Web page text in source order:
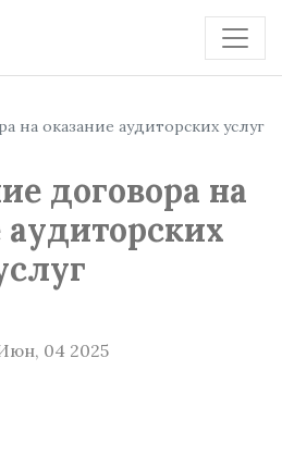
на оказание аудиторских услуг
договора на
аудиторских
04 2025